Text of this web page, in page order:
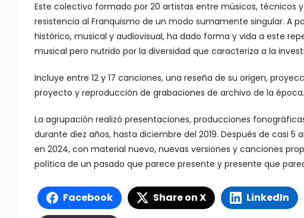
Este colectivo formado por 20 artistas entre músicos, técnicos
resistencia al Franquismo de un modo sumamente singular. A
histórico, musical y audiovisual, ha dado forma y vida a este
musical pero nutrido por la diversidad que caracteriza a la
Incluye entre 12 y 17 canciones, una reseña de su origen,
proyecto y reproducción de grabaciones de archivo de la época.
La agrupación realizó presentaciones, producciones
durante diez años, hasta diciembre del 2019. Después de casi 5
en 2024, con material nuevo, nuevas versiones y canciones
política de un pasado que parece presente y presente que
Facebook Share on X LinkedIn